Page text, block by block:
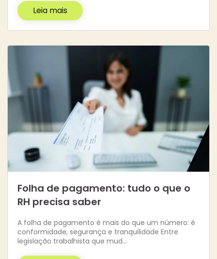
Leia mais
Folha de pagamento: tudo o que o
RH precisa saber
A folha de pagamento é mais do que um número: é
conformidade, segurança e tranquilidade Entre
legislação trabalhista que mud…